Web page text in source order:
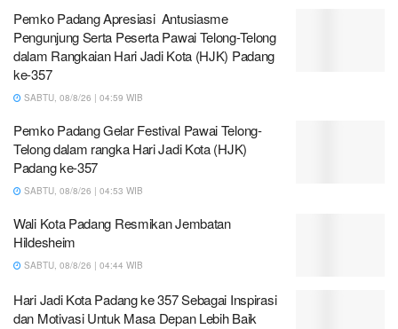
Pemko Padang Apresiasi Antusiasme
Pengunjung Serta Peserta Pawai Telong-Telong
dalam Rangkaian Hari Jadi Kota (HJK) Padang
ke-357
SABTU, 08/8/26 | 04:59 WIB
Pemko Padang Gelar Festival Pawai Telong-
Telong dalam rangka Hari Jadi Kota (HJK)
Padang ke-357
SABTU, 08/8/26 | 04:53 WIB
Wali Kota Padang Resmikan Jembatan
Hildesheim
SABTU, 08/8/26 | 04:44 WIB
Hari Jadi Kota Padang ke 357 Sebagai Inspirasi
dan Motivasi Untuk Masa Depan Lebih Baik